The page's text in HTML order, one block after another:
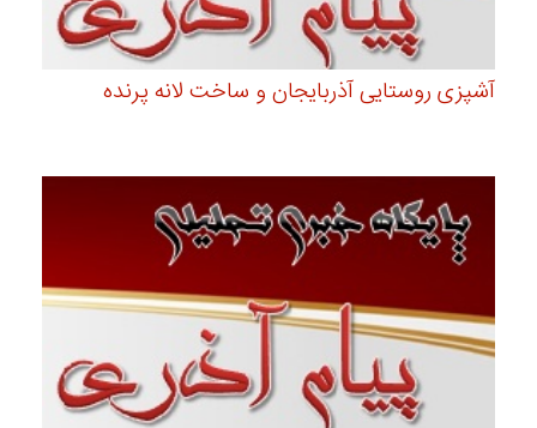
آشپزی روستایی آذربایجان و ساخت لانه پرنده